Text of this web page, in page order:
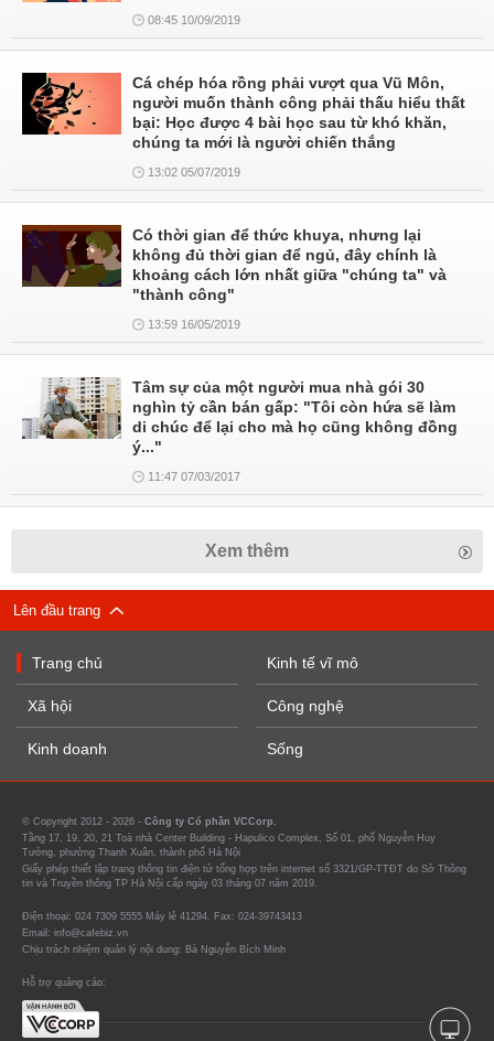
08:45 10/09/2019
Cá chép hóa rồng phải vượt qua Vũ Môn,
người muốn thành công phải thấu hiểu thất
bại: Học được 4 bài học sau từ khó khăn,
chúng ta mới là người chiến thắng
13:02 05/07/2019
Có thời gian để thức khuya, nhưng lại
không đủ thời gian để ngủ, đây chính là
khoảng cách lớn nhất giữa "chúng ta" và
"thành công"
13:59 16/05/2019
Tâm sự của một người mua nhà gói 30
nghìn tỷ cần bán gấp: "Tôi còn hứa sẽ làm
di chúc để lại cho mà họ cũng không đồng
ý..."
11:47 07/03/2017
Xem thêm
Lên đầu trang
Trang chủ
Xã hội
Kinh doanh
Kinh tế vĩ mô
Công nghệ
Sống
© Copyright 2012 - 2026 - Công ty Cổ phần VCCorp.
Tầng 17, 19, 20, 21 Toà nhà Center Building - Hapulico Complex, Số 01, phố Nguyễn Huy
Tưởng, phường Thanh Xuân, thành phố Hà Nội
Giấy phép thiết lập trang thông tin điện tử tổng hợp trên internet số 3321/GP-TTĐT do Sở Thông
tin và Truyền thông TP Hà Nội cấp ngày 03 tháng 07 năm 2019.
Điện thoại: 024 7309 5555 Máy lẻ 41294. Fax: 024-39743413
Email: info@cafebiz.vn
Chịu trách nhiệm quản lý nội dung: Bà Nguyễn Bích Minh
Hỗ trợ quảng cáo: